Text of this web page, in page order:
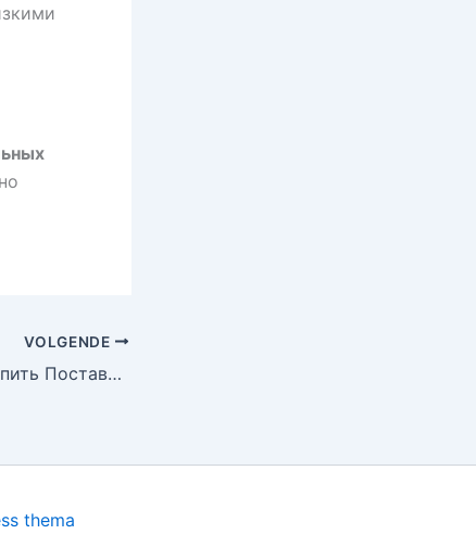
VOLGENDE
цветы на пасху купить Поставка синтетических растений для оптовиков – выгодные предложения для вашего компании
thema